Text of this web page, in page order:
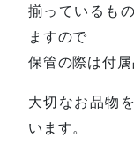
揃っているも
ますので
保管の際は付
大切なお品物
います。